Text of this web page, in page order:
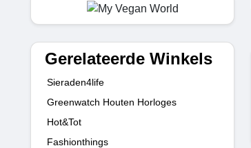
Gerelateerde Winkels
Sieraden4life
Greenwatch Houten Horloges
Hot&Tot
Fashionthings